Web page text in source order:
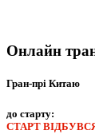
Онлайн
Гран-прі Китаю
до старту:
СТАРТ